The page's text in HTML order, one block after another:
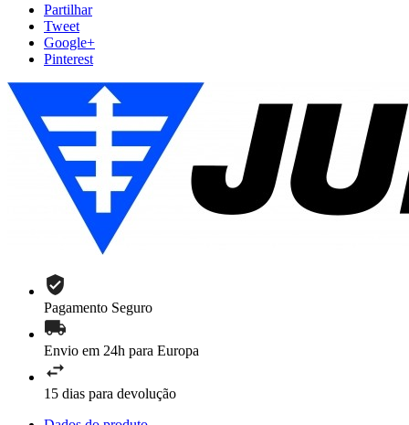
Partilhar
Tweet
Google+
Pinterest
Pagamento Seguro
Envio em 24h para Europa
15 dias para devolução